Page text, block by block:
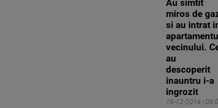
16-12-2014 |
Au simtit
miros de
si au intrat
vecinului.
au
descoperit
inauntru i-a
ingrozit